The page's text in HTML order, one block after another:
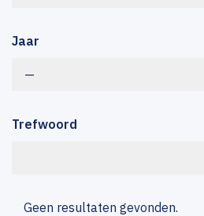
Jaar
—
Trefwoord
Geen resultaten gevonden.